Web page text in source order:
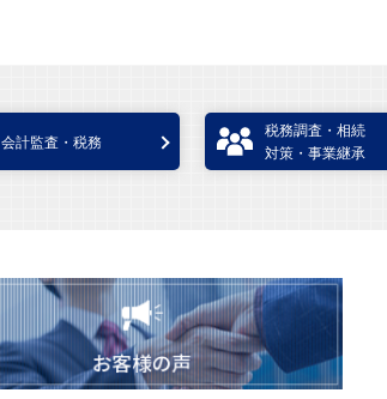
会計監査・税務
税務調査・相続
対策・事業継承